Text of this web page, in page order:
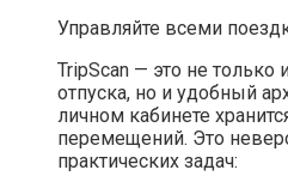
Управляйте всеми
TripScan — это не только
отпуска, но и удобный
личном кабинете
перемещений. Это
практических задач: